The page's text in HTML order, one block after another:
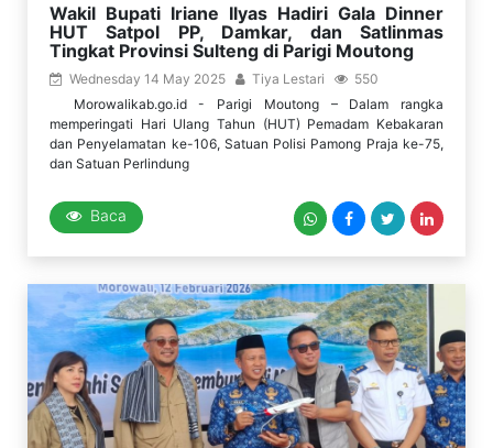
Wakil Bupati Iriane Ilyas Hadiri Gala Dinner
HUT Satpol PP, Damkar, dan Satlinmas
Tingkat Provinsi Sulteng di Parigi Moutong
Wednesday 14 May 2025 Tiya Lestari
550
Morowalikab.go.id - Parigi Moutong – Dalam rangka
memperingati Hari Ulang Tahun (HUT) Pemadam Kebakaran
dan Penyelamatan ke-106, Satuan Polisi Pamong Praja ke-75,
dan Satuan Perlindung
Baca